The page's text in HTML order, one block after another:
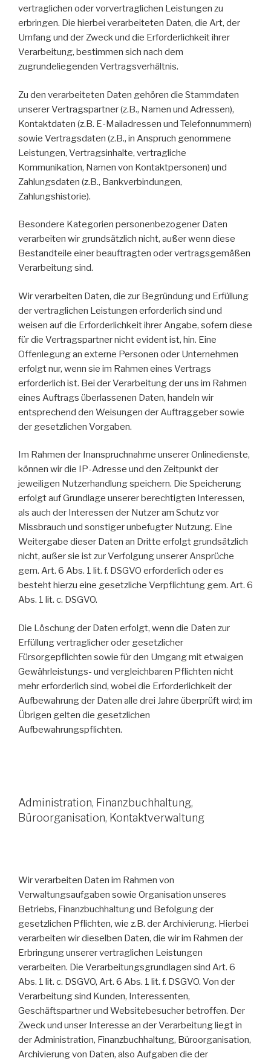
vertraglichen oder vorvertraglichen Leistungen zu
erbringen. Die hierbei verarbeiteten Daten, die Art, der
Umfang und der Zweck und die Erforderlichkeit ihrer
Verarbeitung, bestimmen sich nach dem
zugrundeliegenden Vertragsverhältnis.
Zu den verarbeiteten Daten gehören die Stammdaten
unserer Vertragspartner (z.B., Namen und Adressen),
Kontaktdaten (z.B. E-Mailadressen und Telefonnummern)
sowie Vertragsdaten (z.B., in Anspruch genommene
Leistungen, Vertragsinhalte, vertragliche
Kommunikation, Namen von Kontaktpersonen) und
Zahlungsdaten (z.B., Bankverbindungen,
Zahlungshistorie).
Besondere Kategorien personenbezogener Daten
verarbeiten wir grundsätzlich nicht, außer wenn diese
Bestandteile einer beauftragten oder vertragsgemäßen
Verarbeitung sind.
Wir verarbeiten Daten, die zur Begründung und Erfüllung
der vertraglichen Leistungen erforderlich sind und
weisen auf die Erforderlichkeit ihrer Angabe, sofern diese
für die Vertragspartner nicht evident ist, hin. Eine
Offenlegung an externe Personen oder Unternehmen
erfolgt nur, wenn sie im Rahmen eines Vertrags
erforderlich ist. Bei der Verarbeitung der uns im Rahmen
eines Auftrags überlassenen Daten, handeln wir
entsprechend den Weisungen der Auftraggeber sowie
der gesetzlichen Vorgaben.
Im Rahmen der Inanspruchnahme unserer Onlinedienste,
können wir die IP-Adresse und den Zeitpunkt der
jeweiligen Nutzerhandlung speichern. Die Speicherung
erfolgt auf Grundlage unserer berechtigten Interessen,
als auch der Interessen der Nutzer am Schutz vor
Missbrauch und sonstiger unbefugter Nutzung. Eine
Weitergabe dieser Daten an Dritte erfolgt grundsätzlich
nicht, außer sie ist zur Verfolgung unserer Ansprüche
gem. Art. 6 Abs. 1 lit. f. DSGVO erforderlich oder es
besteht hierzu eine gesetzliche Verpflichtung gem. Art. 6
Abs. 1 lit. c. DSGVO.
Die Löschung der Daten erfolgt, wenn die Daten zur
Erfüllung vertraglicher oder gesetzlicher
Fürsorgepflichten sowie für den Umgang mit etwaigen
Gewährleistungs- und vergleichbaren Pflichten nicht
mehr erforderlich sind, wobei die Erforderlichkeit der
Aufbewahrung der Daten alle drei Jahre überprüft wird; im
Übrigen gelten die gesetzlichen
Aufbewahrungspflichten.
Administration, Finanzbuchhaltung,
Büroorganisation, Kontaktverwaltung
Wir verarbeiten Daten im Rahmen von
Verwaltungsaufgaben sowie Organisation unseres
Betriebs, Finanzbuchhaltung und Befolgung der
gesetzlichen Pflichten, wie z.B. der Archivierung. Hierbei
verarbeiten wir dieselben Daten, die wir im Rahmen der
Erbringung unserer vertraglichen Leistungen
verarbeiten. Die Verarbeitungsgrundlagen sind Art. 6
Abs. 1 lit. c. DSGVO, Art. 6 Abs. 1 lit. f. DSGVO. Von der
Verarbeitung sind Kunden, Interessenten,
Geschäftspartner und Websitebesucher betroffen. Der
Zweck und unser Interesse an der Verarbeitung liegt in
der Administration, Finanzbuchhaltung, Büroorganisation,
Archivierung von Daten, also Aufgaben die der